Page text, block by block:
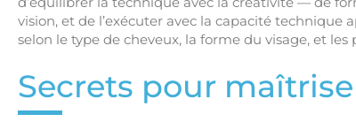
vision, et de l’exécuter avec la capacité
selon le type de cheveux, la forme du visage, et les
Secrets pour